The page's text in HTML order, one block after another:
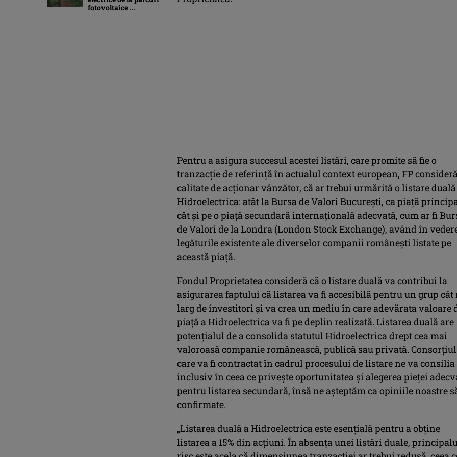
Pentru a asigura succesul acestei listări, care promite să fie o
tranzacție de referință în actualul context european, FP
calitate de acționar vânzător, că ar trebui urmărită o listare duală
Hidroelectrica: atât la Bursa de Valori București, ca piață
cât și pe o piață secundară internațională adecvată, cum ar fi
de Valori de la Londra (London Stock Exchange), având în
legăturile existente ale diverselor companii românești listate pe
această piață.
Fondul Proprietatea consideră că o listare duală va contribui la
asigurarea faptului că listarea va fi accesibilă pentru un grup cât
larg de investitori și va crea un mediu în care adevărata valoare
piață a Hidroelectrica va fi pe deplin realizată. Listarea duală are
potențialul de a consolida statutul Hidroelectrica drept cea mai
valoroasă companie românească, publică sau privată. Consorțiul
care va fi contractat în cadrul procesului de listare ne va consilia
inclusiv în ceea ce privește oportunitatea și alegerea pieței
pentru listarea secundară, însă ne așteptăm ca opiniile noastre
confirmate.
„Listarea duală a Hidroelectrica este esențială pentru a obține
listarea a 15% din acțiuni. În absența unei listări duale,
fotovoltaice ...